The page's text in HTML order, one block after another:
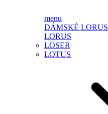
menu
DÁMSKÉ LORUS
LORUS
LOSER
LOTUS